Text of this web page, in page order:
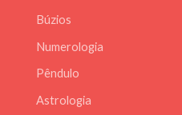
Búzios
Numerologia
Pêndulo
Astrologia